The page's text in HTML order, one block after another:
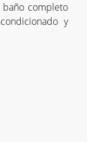
baño completo
y